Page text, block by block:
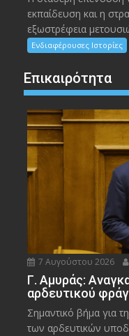
εκπαίδευση και η
εξωστρέφεια
Ενδιαφέρουσες Ιστορίες
Επικαιρότητα
7 Αυγούστου 2026
Γ. Αμυράς:
αρδευτικού
Σημαντικό βήμα για
των αρδευτικών